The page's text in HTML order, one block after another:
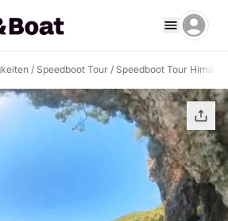
/ Speedboot Tour / Speedboot Tour Himarë